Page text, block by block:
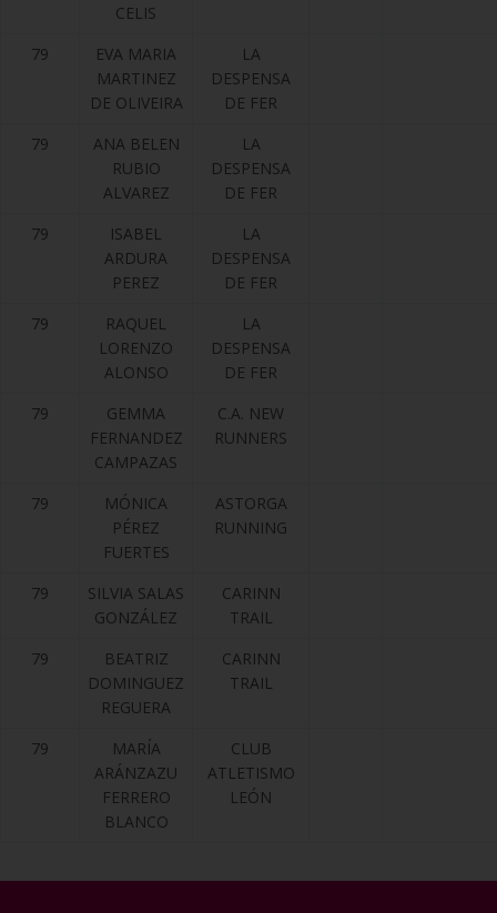
CELIS
79
EVA MARIA
MARTINEZ
DE OLIVEIRA
LA
DESPENSA
DE FER
79
ANA BELEN
RUBIO
ALVAREZ
LA
DESPENSA
DE FER
79
ISABEL
ARDURA
PEREZ
LA
DESPENSA
DE FER
79
RAQUEL
LORENZO
ALONSO
LA
DESPENSA
DE FER
79
GEMMA
FERNANDEZ
CAMPAZAS
C.A. NEW
RUNNERS
79
MÓNICA
PÉREZ
FUERTES
ASTORGA
RUNNING
79
SILVIA SALAS
GONZÁLEZ
CARINN
TRAIL
79
BEATRIZ
DOMINGUEZ
REGUERA
CARINN
TRAIL
79
MARÍA
ARÁNZAZU
FERRERO
BLANCO
CLUB
ATLETISMO
LEÓN